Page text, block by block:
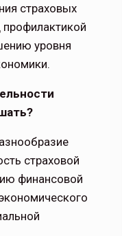
страховых
профилактикой
уровня
страховой
финансовой